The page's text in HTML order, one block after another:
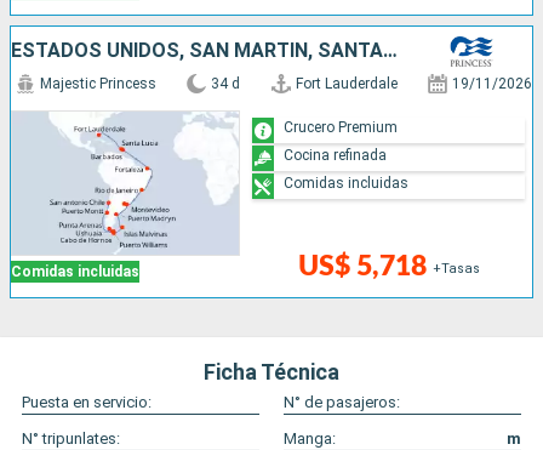
ESTADOS UNIDOS, SAN MARTÍN, SANTA LUCIA, BARBADOS, BRASIL, ARGENTINA, URUGUAY, ISLAS MALVINAS, CHILE
Comidas incluidas
Majestic Princess 34 d Fort Lauderdale 19/11/2026
US$ 5,718 +Tasas
Crucero Premium
Cocina refinada
Comidas incluidas
Ficha Técnica
Puesta en servicio:
N° de pasajeros:
N° tripunlates:
Manga:
m